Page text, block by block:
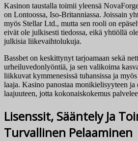
Kasinon taustalla toimii yleensä
on Lontoossa, Iso-Britanniassa. Joissain
myös Stellar Ltd., mutta sen rooli on
eivät ole julkisesti tiedossa, eikä yhtiöllä
julkisia liikevaihtolukuja.
Bassbet on keskittynyt tarjoamaan sekä
urheiluvedonlyöntiä, ja sen valikoima
liikkuvat kymmenesissä tuhansissa ja
laaja. Kasino panostaa monikielisyyteen ja
laajuuteen, jotta kokonaiskokemus
Lisenssit, Sääntely Ja
Turvallinen Pelaaminen